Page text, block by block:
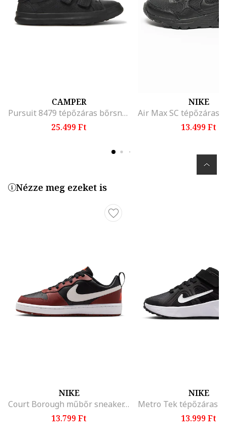
CAMPER
Pursuit 8479 tépőzáras bőrsneaker megerősített orrésszel, Fekete
25.499 Ft
NIKE
13.499 Ft
Nézze meg ezeket is
NIKE
Court Borough műbőr sneaker, Fehér/Bordó/Fekete
13.799 Ft
NIKE
13.999 Ft